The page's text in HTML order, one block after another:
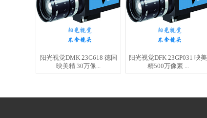
阳光视觉DMK 23G618 德国
映美精 30万像...
阳光视觉DFK 23GP031 映美
精500万像素 ...